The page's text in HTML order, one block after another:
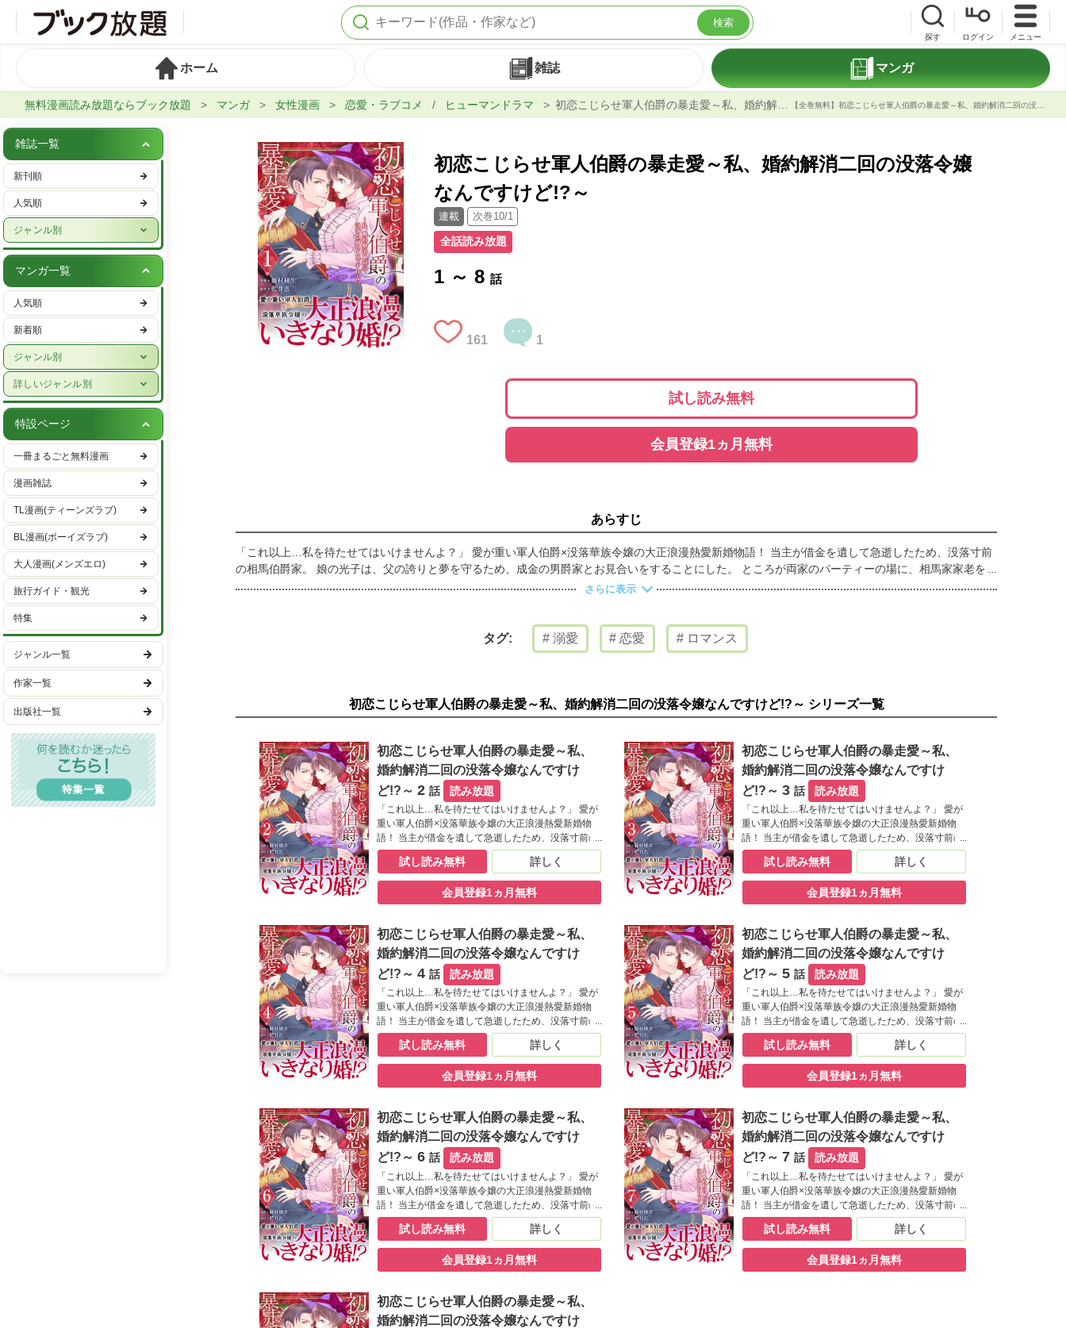
検索
探す ログイン メニュー
ホーム 雑誌 マンガ
無料漫画読み放題ならブック放題 マンガ 女性漫画 恋愛・ラブコメ / ヒューマンドラマ 初恋こじらせ軍人伯爵の暴走愛～私、婚約解消二回の没落令嬢なんですけど!?～
雑誌一覧
新刊順
人気順
ジャンル別
週刊誌
ビジネス・IT・マネー
女性ファッション・美容
女性ライフスタイル・健康
グルメ・レシピ
車・バイク
趣味・エンタメ
スポーツ・アウトドア
男性ライフスタイル
国内旅行
海外旅行
マンガ一覧
人気順
新着順
ジャンル別
少年漫画
青年漫画
女性漫画
詳しいジャンル別
ハーレクイン
ヒューマンドラマ
バトル・アクション
ファンタジー・SF
異世界・転生
ミステリー・サスペンス
ホラー
日常
学園
ギャグ・コメディー
スポーツ
歴史・時代
TL(ティーンズラブ)
レディコミ
特設ページ
一冊まるごと無料漫画
漫画雑誌
TL漫画(ティーンズラブ)
BL漫画(ボーイズラブ)
大人漫画(メンズエロ)
旅行ガイド・観光
特集
ジャンル一覧
作家一覧
出版社一覧
初恋こじらせ軍人伯爵の暴走愛～私、婚約解消二回の没落令嬢
なんですけど!?～
連載 次巻10/1
全話読み放題
1 ～ 8 話
161 1
試し読み無料
会員登録1ヵ月無料
あらすじ
「これ以上…私を待たせてはいけませんよ？」 愛が重い軍人伯爵×没落華族令嬢の大正浪漫熱愛新婚物語！ 当主が借金を遺して急逝したため、没落寸前
の相馬伯爵家。 娘の光子は、父の誇りと夢を守るため、成金の男爵家とお見合いをすることにした。 ところが両家のパーティーの場に、相馬家家老を
代々務めた古賀家の長男・忠士が現れ、こう告げる。 「光子さんは、すでに私と婚約しています」――。 突然の求婚、身に覚えのない「約束」、幼き日
さらに表示
タグ: 溺愛 恋愛 ロマンス
初恋こじらせ軍人伯爵の暴走愛～私、婚約解消二回の没落令嬢なんですけど!?～ シリーズ一覧
初恋こじらせ軍人伯爵の暴走愛～私、
婚約解消二回の没落令嬢なんですけ
ど!?～2話 読み放題
「これ以上…私を待たせてはいけませんよ？」 愛が
重い軍人伯爵×没落華族令嬢の大正浪漫熱愛新婚物
語！ 当主が借金を遺して急逝したため、没落寸前の
相馬伯爵家。 娘の光子は、父の誇りと夢を守るた
め、成金の男爵家とお見合いをすることにした。 と
ころが両家のパーティーの場に、相馬家家老を代々
務めた古賀家の長男・忠士が現れ、こう告げる。
く苦い思い出。 悩み戸惑いながらも、いつしか光子
は、忠士の激しい愛情に蕩かされていき…。
試し読み無料 詳しく
会員登録1ヵ月無料
初恋こじらせ軍人伯爵の暴走愛～私、
婚約解消二回の没落令嬢なんですけ
ど!?～3話 読み放題
「これ以上…私を待たせてはいけませんよ？」 愛が
重い軍人伯爵×没落華族令嬢の大正浪漫熱愛新婚物
語！ 当主が借金を遺して急逝したため、没落寸前の
相馬伯爵家。 娘の光子は、父の誇りと夢を守るた
め、成金の男爵家とお見合いをすることにした。 と
ころが両家のパーティーの場に、相馬家家老を代々
務めた古賀家の長男・忠士が現れ、こう告げる。
く苦い思い出。 悩み戸惑いながらも、いつしか光子
は、忠士の激しい愛情に蕩かされていき…。
試し読み無料 詳しく
会員登録1ヵ月無料
初恋こじらせ軍人伯爵の暴走愛～私、
婚約解消二回の没落令嬢なんですけ
ど!?～4話 読み放題
「これ以上…私を待たせてはいけませんよ？」 愛が
重い軍人伯爵×没落華族令嬢の大正浪漫熱愛新婚物
語！ 当主が借金を遺して急逝したため、没落寸前の
相馬伯爵家。 娘の光子は、父の誇りと夢を守るた
め、成金の男爵家とお見合いをすることにした。 と
ころが両家のパーティーの場に、相馬家家老を代々
務めた古賀家の長男・忠士が現れ、こう告げる。
く苦い思い出。 悩み戸惑いながらも、いつしか光子
は、忠士の激しい愛情に蕩かされていき…。
試し読み無料 詳しく
会員登録1ヵ月無料
初恋こじらせ軍人伯爵の暴走愛～私、
婚約解消二回の没落令嬢なんですけ
ど!?～5話 読み放題
「これ以上…私を待たせてはいけませんよ？」 愛が
重い軍人伯爵×没落華族令嬢の大正浪漫熱愛新婚物
語！ 当主が借金を遺して急逝したため、没落寸前の
相馬伯爵家。 娘の光子は、父の誇りと夢を守るた
め、成金の男爵家とお見合いをすることにした。 と
ころが両家のパーティーの場に、相馬家家老を代々
務めた古賀家の長男・忠士が現れ、こう告げる。
く苦い思い出。 悩み戸惑いながらも、いつしか光子
は、忠士の激しい愛情に蕩かされていき…。
試し読み無料 詳しく
会員登録1ヵ月無料
初恋こじらせ軍人伯爵の暴走愛～私、
婚約解消二回の没落令嬢なんですけ
ど!?～6話 読み放題
「これ以上…私を待たせてはいけませんよ？」 愛が
重い軍人伯爵×没落華族令嬢の大正浪漫熱愛新婚物
語！ 当主が借金を遺して急逝したため、没落寸前の
相馬伯爵家。 娘の光子は、父の誇りと夢を守るた
め、成金の男爵家とお見合いをすることにした。 と
ころが両家のパーティーの場に、相馬家家老を代々
務めた古賀家の長男・忠士が現れ、こう告げる。
く苦い思い出。 悩み戸惑いながらも、いつしか光子
は、忠士の激しい愛情に蕩かされていき…。
試し読み無料 詳しく
会員登録1ヵ月無料
初恋こじらせ軍人伯爵の暴走愛～私、
婚約解消二回の没落令嬢なんですけ
ど!?～7話 読み放題
「これ以上…私を待たせてはいけませんよ？」 愛が
重い軍人伯爵×没落華族令嬢の大正浪漫熱愛新婚物
語！ 当主が借金を遺して急逝したため、没落寸前の
相馬伯爵家。 娘の光子は、父の誇りと夢を守るた
め、成金の男爵家とお見合いをすることにした。 と
ころが両家のパーティーの場に、相馬家家老を代々
務めた古賀家の長男・忠士が現れ、こう告げる。
試し読み無料 詳しく
会員登録1ヵ月無料
初恋こじらせ軍人伯爵の暴走愛～私、
婚約解消二回の没落令嬢なんですけ